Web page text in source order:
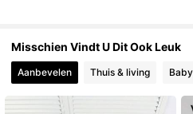
Misschien Vindt U Dit Ook Leuk
Aanbevelen Thuis & living Baby